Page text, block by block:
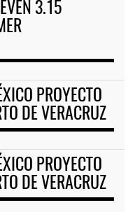
3.15
PROYECTO
DE VERACRUZ
PROYECTO
DE VERACRUZ